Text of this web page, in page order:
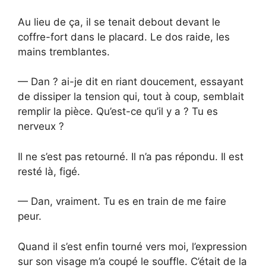
Au lieu de ça, il se tenait debout devant le
coffre-fort dans le placard. Le dos raide, les
mains tremblantes.
— Dan ? ai-je dit en riant doucement, essayant
de dissiper la tension qui, tout à coup, semblait
remplir la pièce. Qu’est-ce qu’il y a ? Tu es
nerveux ?
Il ne s’est pas retourné. Il n’a pas répondu. Il est
resté là, figé.
— Dan, vraiment. Tu es en train de me faire
peur.
Quand il s’est enfin tourné vers moi, l’expression
sur son visage m’a coupé le souffle. C’était de la